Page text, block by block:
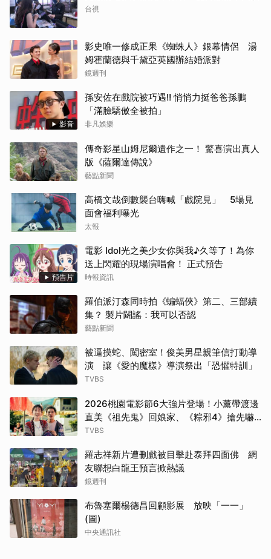
台視
影史唯一修成正果《蜘蛛人》銀幕情侶 湯
姆霍蘭德與千黛亞英國辦結婚派對
鏡週刊
影音
孫安佐在戲院被巧遇!! 悄悄力挺爸爸孫鵬
「滿臉驕傲全被拍」
非凡娛樂
傳奇影星山姆尼爾遺作之一！ 驚喜演出真人
版《薩爾達傳說》
藝點新聞
高橋文哉倒數襲台嗨喊「戲院見」 5場見
面會福利曝光
太報
預告片
電影 Idol光之美少女你與我♪久等了！為你
送上閃耀的現場演唱會！ 正式預告
時報資訊
羅伯派汀森同時拍《蝙蝠俠》第二、三部續
集？ 製片闢謠：我可以否認
藝點新聞
被逼摸蛇、闖密室！俊美男星親筆信打動導
演 讓《愛的魔樣》導演祭出「恐懼特訓」
TVBS
2026桃園電影節6大強片登場！小薰帶渡邊
直美《祖先鬼》回娘家、《粽邪4》搶先嚇
桃園
TVBS
羅志祥新片遭刪戲被目擊赴泰拜四面佛 網
友聯想白龍王預言掀熱議
鏡週刊
布魯塞爾楊德昌回顧影展 放映「一一」
(圖)
中央通訊社